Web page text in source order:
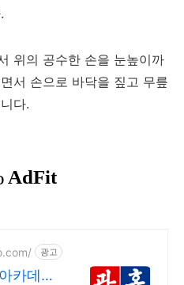
위의 공수한 손을 눈높이까
서 손으로 바닥을 짚고 무릎
다.
광고
카데미